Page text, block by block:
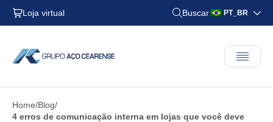
Loja virtual Buscar PT_BR
Home Blog
4 erros de comunicação interna em lojas que você deve